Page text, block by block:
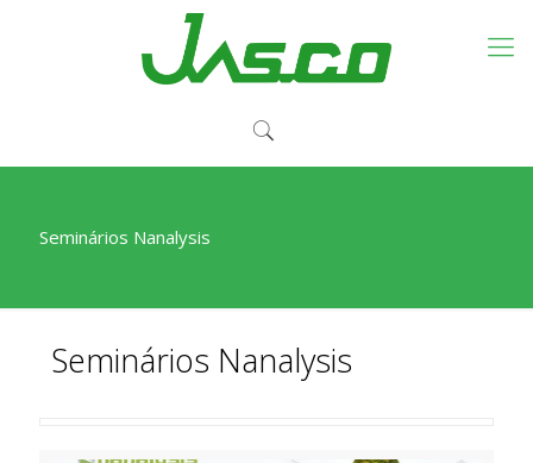
Seminários Nanalysis
Seminários Nanalysis